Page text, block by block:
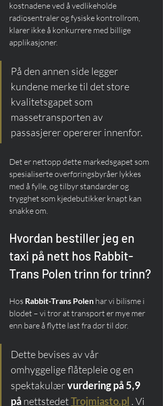
kostnadene ved å vedlikeholde
radiosentraler og fysiske kontrollrom,
klarer ikke å konkurrere med billige
applikasjoner.
På den annen side legger
kundene merke til det store
kvalitetsgapet som
massetransporten av
passasjerer opererer innenfor.
Det er nettopp dette markedsgapet som
spesialiserte overføringsbyråer lykkes
med å fylle, og tilbyr standarder og
trygghet som kjedebutikker knapt kan
snakke om.
Hvordan bestiller jeg en
taxi på nett hos Rabbit-
Trans Polen trinn for trinn?
Hos Rabbit-Trans Polen har vi bilisme i
blodet – vi tror at transport er mye mer
enn bare å flytte last fra dør til dør.
Dette bevises av vår
omhyggelige flåtepleie og en
spektakulær vurdering på 5,9
på nettstedet Trojmiasto.pl . Vi